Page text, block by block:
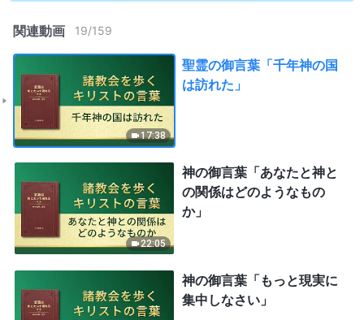
関連動画 19/159
17:38
聖霊の御言葉「千年神の国
は訪れた」
22:05
神の御言葉「あなたと神と
の関係はどのようなもの
か」
神の御言葉「もっと現実に
集中しなさい」